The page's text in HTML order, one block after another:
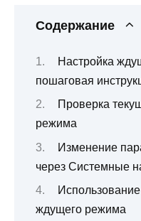
Содержание
Настройка
пошаговая
Проверка
режима
Изменение
через Системные
ждущего режима